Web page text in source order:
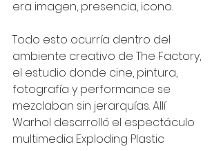
era imagen, presencia, icono.
Todo esto ocurría dentro del
ambiente creativo de The Factory,
el estudio donde cine, pintura,
fotografía y performance se
mezclaban sin jerarquías. Allí
Warhol desarrolló el espectáculo
multimedia Exploding Plastic